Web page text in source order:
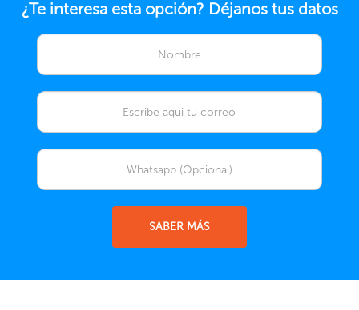
¿Te interesa esta opción? Déjanos tus datos
SABER MÁS